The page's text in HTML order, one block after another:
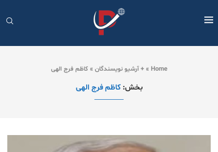
Home
»+ آرشیو نویسندگان »کاظم فرج الهی
بخش: کاظم فرج الهی